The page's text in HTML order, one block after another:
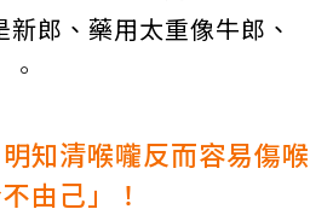
新郎、藥用太重像牛郎、
。
知清喉嚨反而容易傷喉
由己」！